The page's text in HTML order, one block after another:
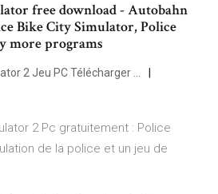
free download - Autobahn
Bike City Simulator, Police
more programs
2 Jeu PC Télécharger ...
2 Pc gratuitement : Police
de la police et un jeu de